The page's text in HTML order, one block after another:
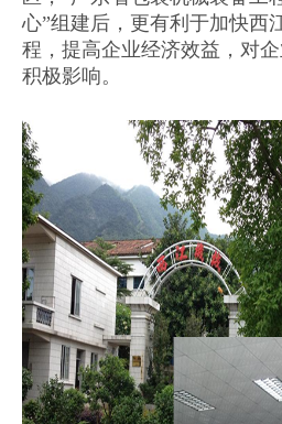
心”组建后，更有利于加快西
程，提高企业经济效益，对
积极影响。